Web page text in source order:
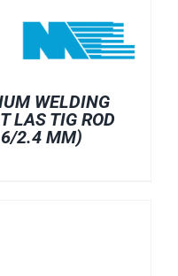
WELDING
LAS TIG ROD
2.4 MM)